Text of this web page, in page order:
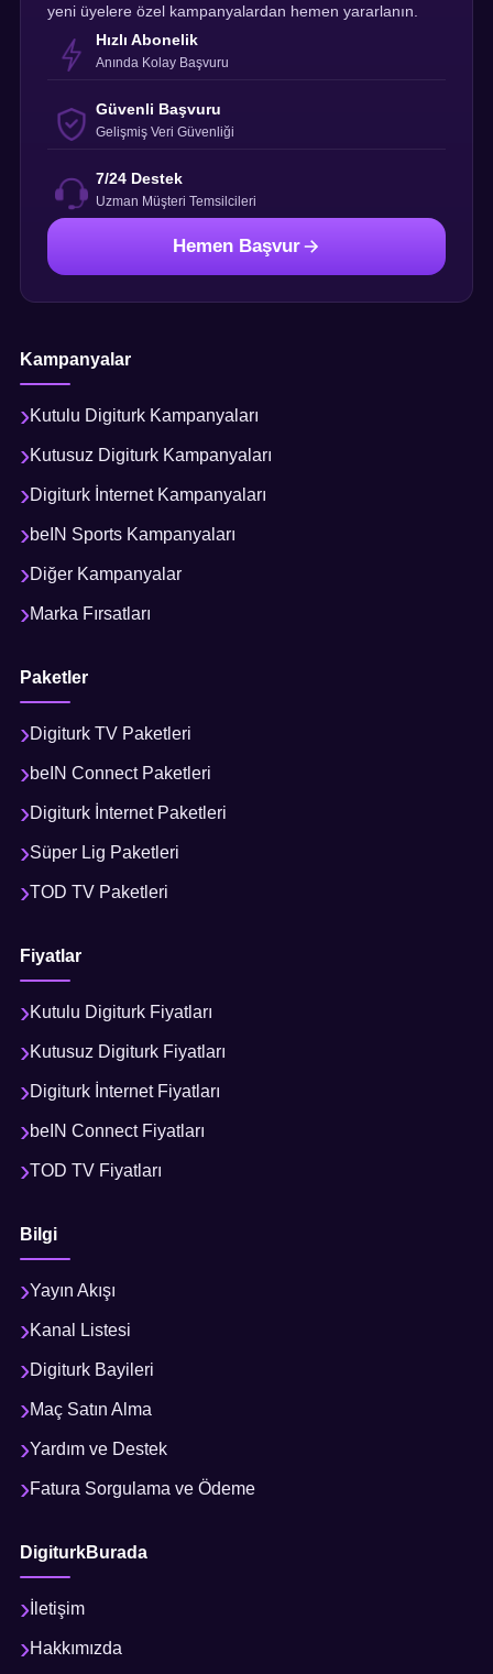
yeni üyelere özel kampanyalardan hemen yararlanın.
Hızlı Abonelik
Anında Kolay Başvuru
Güvenli Başvuru
Gelişmiş Veri Güvenliği
7/24 Destek
Uzman Müşteri Temsilcileri
Hemen Başvur
Kampanyalar
Kutulu Digiturk Kampanyaları
Kutusuz Digiturk Kampanyaları
Digiturk İnternet Kampanyaları
beIN Sports Kampanyaları
Diğer Kampanyalar
Marka Fırsatları
Paketler
Digiturk TV Paketleri
beIN Connect Paketleri
Digiturk İnternet Paketleri
Süper Lig Paketleri
TOD TV Paketleri
Fiyatlar
Kutulu Digiturk Fiyatları
Kutusuz Digiturk Fiyatları
Digiturk İnternet Fiyatları
beIN Connect Fiyatları
TOD TV Fiyatları
Bilgi
Yayın Akışı
Kanal Listesi
Digiturk Bayileri
Maç Satın Alma
Yardım ve Destek
Fatura Sorgulama ve Ödeme
DigiturkBurada
İletişim
Hakkımızda